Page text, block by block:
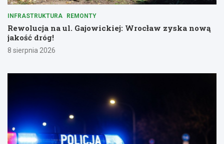
INFRASTRUKTURA REMONTY
Rewolucja na ul. Gajowickiej: Wrocław zyska nową
jakość dróg!
8 sierpnia 2026